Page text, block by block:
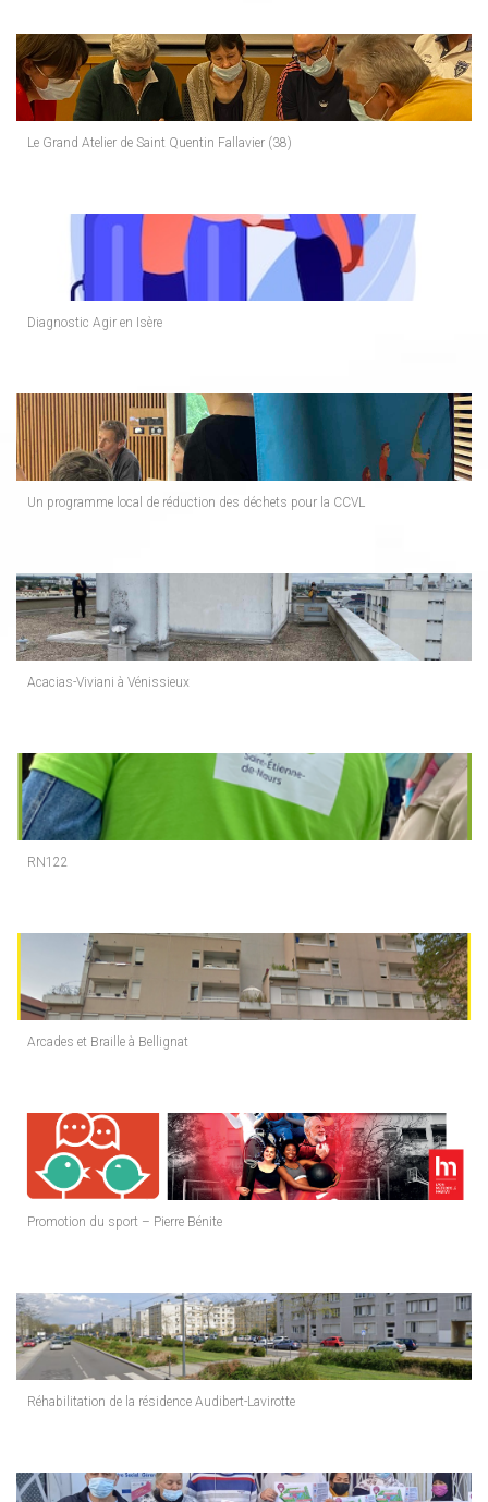
Le Grand Atelier de Saint Quentin Fallavier (38)
Diagnostic Agir en Isère
Un programme local de réduction des déchets pour la CCVL
Acacias-Viviani à Vénissieux
RN122
Arcades et Braille à Bellignat
Promotion du sport – Pierre Bénite
Réhabilitation de la résidence Audibert-Lavirotte